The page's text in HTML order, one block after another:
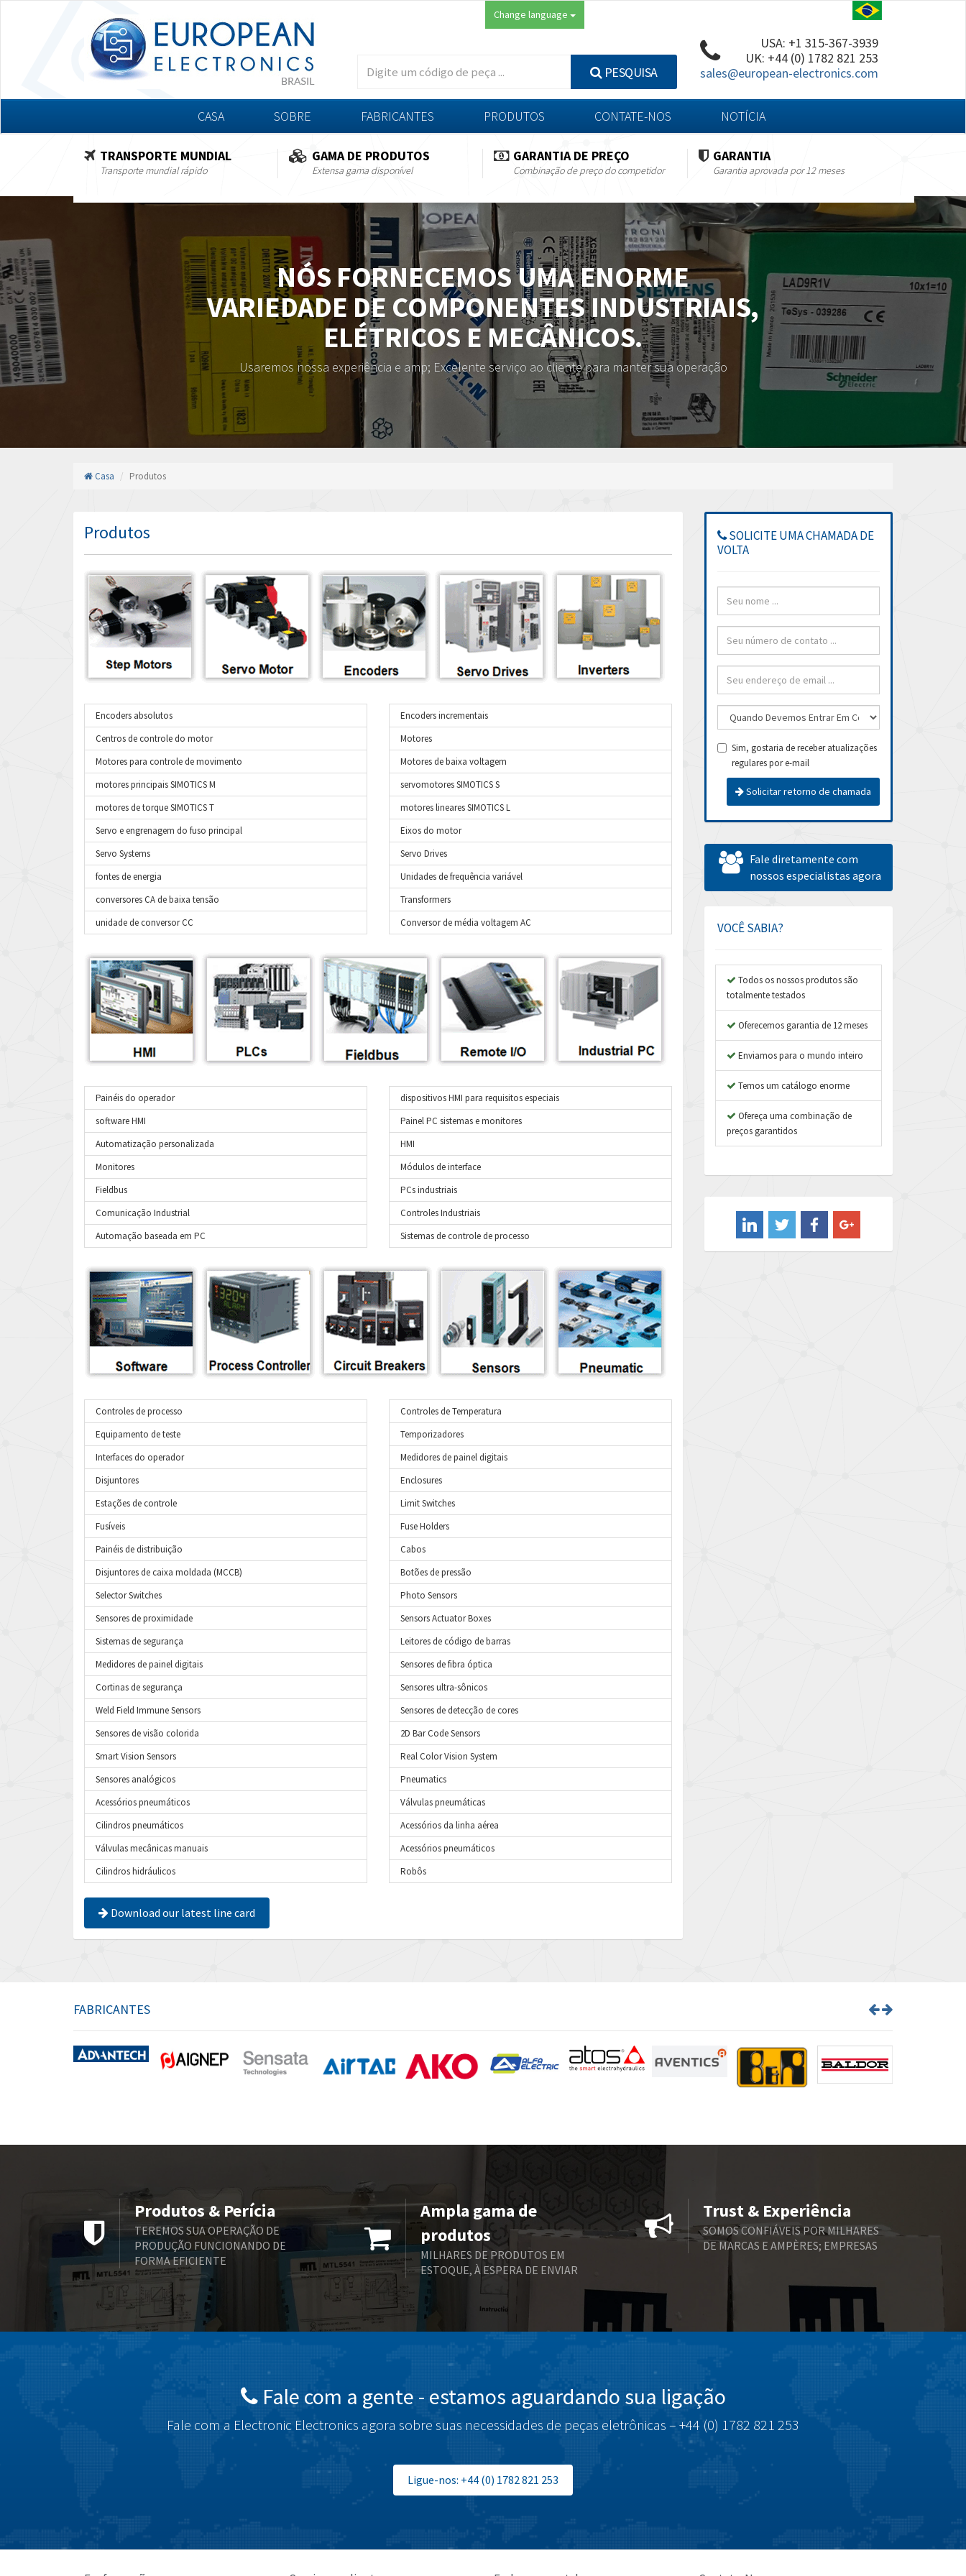
Change language
PESQUISA
USA: +1 315-367-3939
UK: +44 (0) 1782 821 253
sales@european-electronics.com
CASA SOBRE FABRICANTES PRODUTOS CONTATE-NOS NOTÍCIA
TRANSPORTE MUNDIAL
Transporte mundial rápido
GAMA DE PRODUTOS
Extensa gama disponível
GARANTIA DE PREÇO
Combinação de preço do competidor
GARANTIA
Garantia aprovada por 12 meses
NÓS FORNECEMOS UMA ENORME
VARIEDADE DE COMPONENTES INDUSTRIAIS,
ELÉTRICOS E MECÂNICOS.
Usaremos nossa experiência e amp; Excelente serviço ao cliente para manter sua operação
Casa Produtos
Produtos
Encoders absolutos
Centros de controle do motor
Motores para controle de movimento
motores principais SIMOTICS M
motores de torque SIMOTICS T
Servo e engrenagem do fuso principal
Servo Systems
fontes de energia
conversores CA de baixa tensão
unidade de conversor CC
Encoders incrementais
Motores
Motores de baixa voltagem
servomotores SIMOTICS S
motores lineares SIMOTICS L
Eixos do motor
Servo Drives
Unidades de frequência variável
Transformers
Conversor de média voltagem AC
Painéis do operador
software HMI
Automatização personalizada
Monitores
Fieldbus
Comunicação Industrial
Automação baseada em PC
dispositivos HMI para requisitos especiais
Painel PC sistemas e monitores
HMI
Módulos de interface
PCs industriais
Controles Industriais
Sistemas de controle de processo
Controles de processo
Equipamento de teste
Interfaces do operador
Disjuntores
Estações de controle
Fusíveis
Painéis de distribuição
Disjuntores de caixa moldada (MCCB)
Selector Switches
Sensores de proximidade
Sistemas de segurança
Medidores de painel digitais
Cortinas de segurança
Weld Field Immune Sensors
Sensores de visão colorida
Smart Vision Sensors
Sensores analógicos
Acessórios pneumáticos
Cilindros pneumáticos
Válvulas mecânicas manuais
Cilindros hidráulicos
Controles de Temperatura
Temporizadores
Medidores de painel digitais
Enclosures
Limit Switches
Fuse Holders
Cabos
Botões de pressão
Photo Sensors
Sensors Actuator Boxes
Leitores de código de barras
Sensores de fibra óptica
Sensores ultra-sônicos
Sensores de detecção de cores
2D Bar Code Sensors
Real Color Vision System
Pneumatics
Válvulas pneumáticas
Acessórios da linha aérea
Acessórios pneumáticos
Robôs
Download our latest line card
SOLICITE UMA CHAMADA DE
VOLTA
Sim, gostaria de receber atualizações
regulares por e-mail
Solicitar retorno de chamada
Fale diretamente com
nossos especialistas agora
VOCÊ SABIA?
Todos os nossos produtos são
totalmente testados
Oferecemos garantia de 12 meses
Enviamos para o mundo inteiro
Temos um catálogo enorme
Ofereça uma combinação de
preços garantidos
FABRICANTES
Produtos & Perícia
TEREMOS SUA OPERAÇÃO DE
PRODUÇÃO FUNCIONANDO DE
FORMA EFICIENTE
Ampla gama de
produtos
MILHARES DE PRODUTOS EM
ESTOQUE, À ESPERA DE ENVIAR
Trust & Experiência
SOMOS CONFIÁVEIS POR MILHARES
DE MARCAS E AMPÈRES; EMPRESAS
Fale com a gente - estamos aguardando sua ligação
Fale com a Electronic Electronics agora sobre suas necessidades de peças eletrônicas – +44 (0) 1782 821 253
Ligue-nos: +44 (0) 1782 821 253